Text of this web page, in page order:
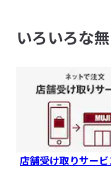
いろいろな
店舗受け取りサービ